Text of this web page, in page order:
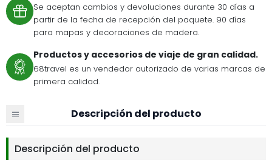
Se aceptan cambios y devoluciones durante 30 días a
partir de la fecha de recepción del paquete. 90 días
para mapas y decoraciones de madera.
Productos y accesorios de viaje de gran calidad.
68travel es un vendedor autorizado de varias marcas de
primera calidad.
Descripción del producto
Descripción del producto